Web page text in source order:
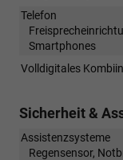
Telefon
Smartphones
Volldigitales
Sicherheit &
Assistenzsysteme
Regensensor,